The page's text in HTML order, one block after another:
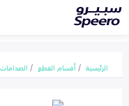
الرئيسية أقسام القطع